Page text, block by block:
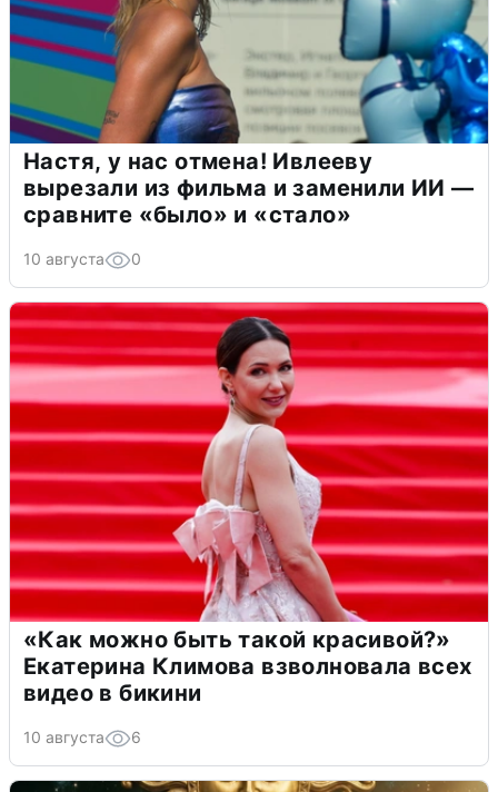
Настя, у нас отмена! Ивлееву
вырезали из фильма и заменили ИИ —
сравните «было» и «стало»
10 августа 0
«Как можно быть такой красивой?»
Екатерина Климова взволновала всех
видео в бикини
10 августа 6